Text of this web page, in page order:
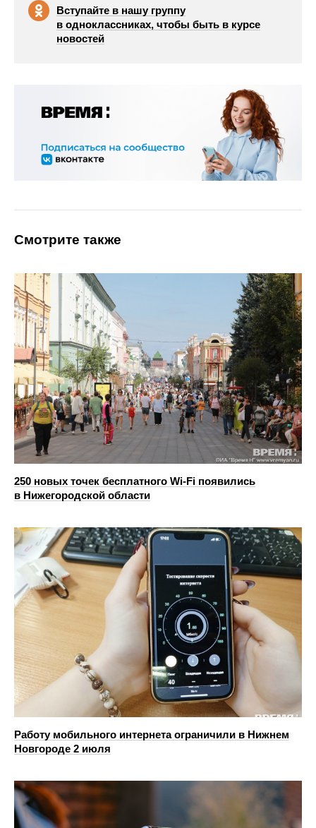
Вступайте в нашу группу
в одноклассниках, чтобы быть в курсе
новостей
Смотрите также
250 новых точек бесплатного Wi-Fi появились
в Нижегородской области
Работу мобильного интернета ограничили в Нижнем
Новгороде 2 июля